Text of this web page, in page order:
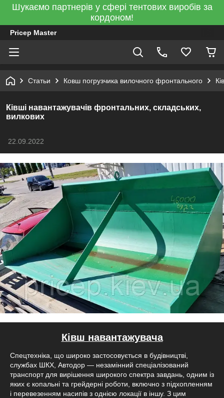
Шукаємо партнерів у сфері тентових виробів за
кордоном!
Pricep Master
Статьи Ковш погрузчика вилочного фронтального
Ківші навантажувачів фронтальних, складських,
вилкових
22.09.2022
Ківш навантажувача
Спецтехніка, що широко застосовується в будівництві,
службах ШКХ, Автодор — незамінний спеціалізований
транспорт для вирішення широкого спектра завдань, одним із
яких є копальні та грейдерні роботи, включно з підхопленням
і перевезенням насипів з однією локації в іншу. З цим